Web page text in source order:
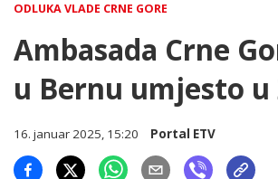
ODLUKA VLADE CRNE GORE
Ambasada Crne
u Bernu umjesto u
16. januar 2025, 15:20 Portal ETV